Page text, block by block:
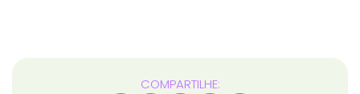
COMPARTILHE: